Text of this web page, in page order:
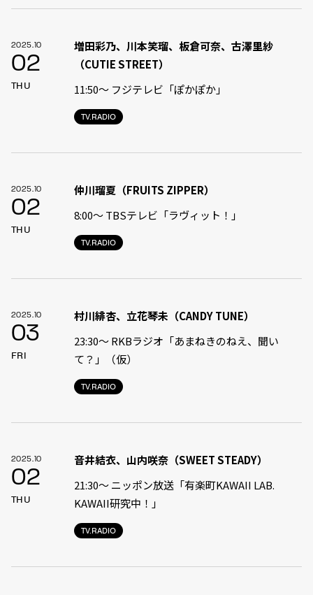
2025.10
02
THU
TV.RADIO
増田彩乃、川本笑瑠、板倉可奈、古澤里紗
（CUTIE STREET）
11:50〜 フジテレビ「ぽかぽか」
2025.10
02
THU
TV.RADIO
仲川瑠夏（FRUITS ZIPPER）
8:00〜 TBSテレビ「ラヴィット！」
2025.10
03
FRI
TV.RADIO
村川緋杏、立花琴未（CANDY TUNE）
23:30〜 RKBラジオ「あまねきのねえ、聞い
て？」（仮）
2025.10
02
THU
TV.RADIO
音井結衣、山内咲奈（SWEET STEADY）
21:30〜 ニッポン放送「有楽町KAWAII LAB.
KAWAII研究中！」